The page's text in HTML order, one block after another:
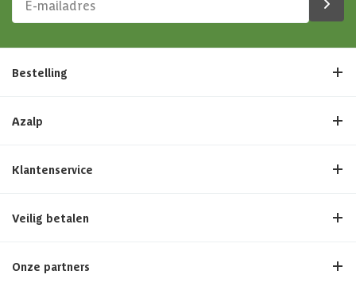
Bestelling
Azalp
Klantenservice
Veilig betalen
Onze partners